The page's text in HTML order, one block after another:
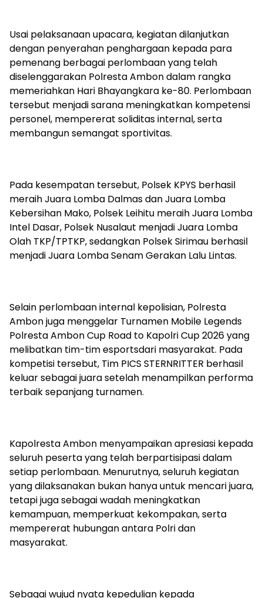
Usai pelaksanaan upacara, kegiatan dilanjutkan
dengan penyerahan penghargaan kepada para
pemenang berbagai perlombaan yang telah
diselenggarakan PolrestaAmbon dalam rangka
memeriahkan Hari Bhayangkara ke-80. Perlombaan
tersebut menjadi sarana meningkatkan kompetensi
personel, mempererat soliditas internal, serta
membangun semangat sportivitas.
Pada kesempatan tersebut, Polsek KPYS berhasil
meraih Juara Lomba Dalmasdan Juara Lomba
Kebersihan Mako, Polsek Leihitu meraih Juara Lomba
Intel Dasar, Polsek Nusalaut menjadi Juara Lomba
Olah TKP/TPTKP, sedangkan PolsekSirimau berhasil
menjadi Juara Lomba Senam Gerakan Lalu Lintas.
Selain perlombaan internal kepolisian, Polresta
Ambon juga menggelar Turnamen Mobile Legends
PolrestaAmbon Cup Road to Kapolri Cup 2026 yang
melibatkan tim-timesportsdari masyarakat. Pada
kompetisi tersebut, Tim PICS STERNRITTER berhasil
keluar sebagai juara setelah menampilkan performa
terbaik sepanjang turnamen.
KapolrestaAmbon menyampaikan apresiasi kepada
seluruh peserta yang telah berpartisipasi dalam
setiap perlombaan. Menurutnya, seluruh kegiatan
yang dilaksanakan bukan hanya untuk mencari juara,
tetapi juga sebagai wadah meningkatkan
kemampuan, memperkuat kekompakan, serta
mempererat hubungan antara Polri dan
masyarakat.
Sebagai wujud nyata kepedulian kepada